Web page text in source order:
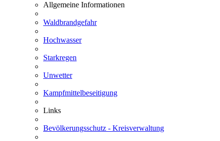
Allgemeine Informationen
Waldbrandgefahr
Hochwasser
Starkregen
Unwetter
Kampfmittelbeseitigung
Links
Bevölkerungsschutz - Kreisverwaltung